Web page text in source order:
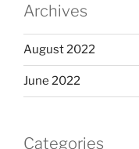
Archives
August 2022
June 2022
Categories